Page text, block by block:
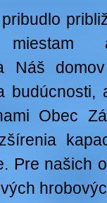
miestam
Náš
Obec
Pre našich